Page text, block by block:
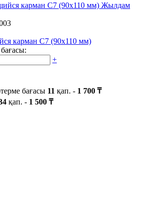
Жылдам
карман C7 (90х110 мм)
+
бағасы 11 қап. - 1 700 ₸
қап. - 1 500 ₸